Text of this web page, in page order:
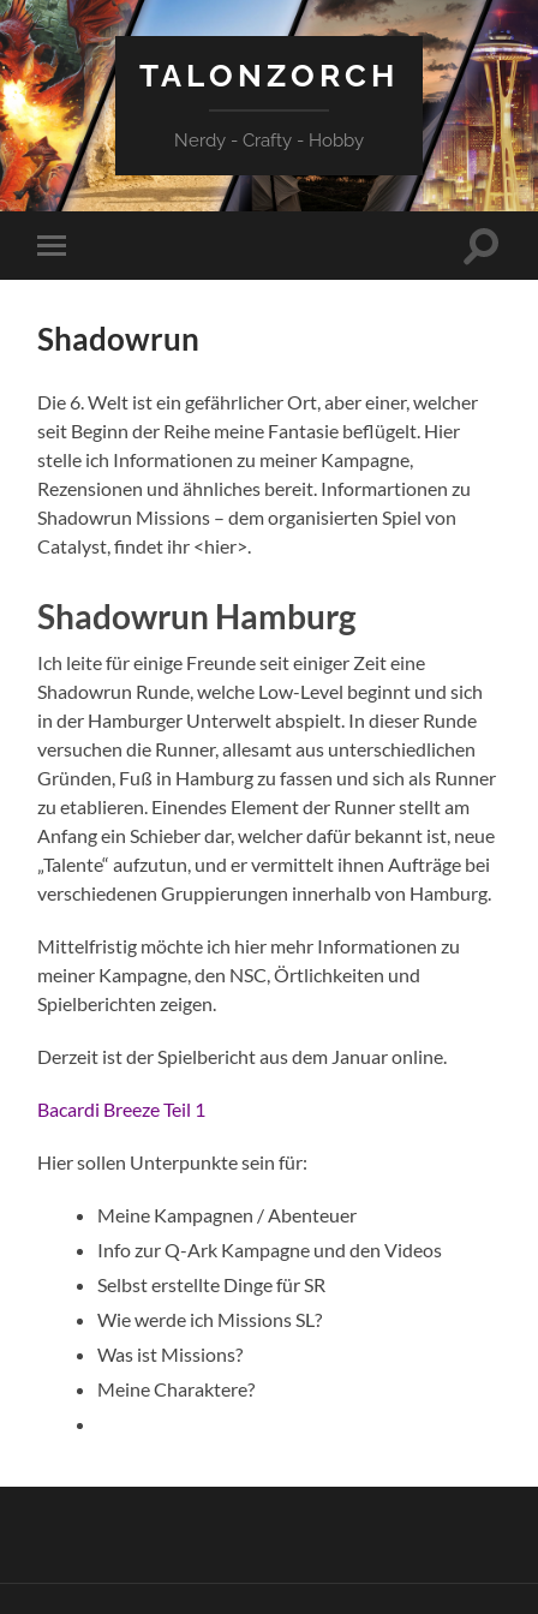
TALONZORCH
Nerdy - Crafty - Hobby
Mobile-
Menü
Shadowrun
Die 6. Welt ist ein gefährlicher Ort, aber einer, welcher
seit Beginn der Reihe meine Fantasie beflügelt. Hier
stelle ich Informationen zu meiner Kampagne,
Rezensionen und ähnliches bereit. Informartionen zu
Shadowrun Missions – dem organisierten Spiel von
Catalyst, findet ihr <hier>.
Shadowrun Hamburg
Ich leite für einige Freunde seit einiger Zeit eine
Shadowrun Runde, welche Low-Level beginnt und sich
in der Hamburger Unterwelt abspielt. In dieser Runde
versuchen die Runner, allesamt aus unterschiedlichen
Gründen, Fuß in Hamburg zu fassen und sich als Runner
zu etablieren. Einendes Element der Runner stellt am
Anfang ein Schieber dar, welcher dafür bekannt ist, neue
„Talente“ aufzutun, und er vermittelt ihnen Aufträge bei
verschiedenen Gruppierungen innerhalb von Hamburg.
Mittelfristig möchte ich hier mehr Informationen zu
meiner Kampagne, den NSC, Örtlichkeiten und
Spielberichten zeigen.
Derzeit ist der Spielbericht aus dem Januar online.
Bacardi Breeze Teil 1
Hier sollen Unterpunkte sein für:
Meine Kampagnen / Abenteuer
Info zur Q-Ark Kampagne und den Videos
Selbst erstellte Dinge für SR
Wie werde ich Missions SL?
Was ist Missions?
Meine Charaktere?